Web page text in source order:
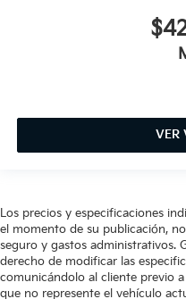
VER
Los precios y especificaciones
el momento de su publicación,
seguro y gastos administrativos.
derecho de modificar las
comunicándolo al cliente previo
que no represente el vehículo